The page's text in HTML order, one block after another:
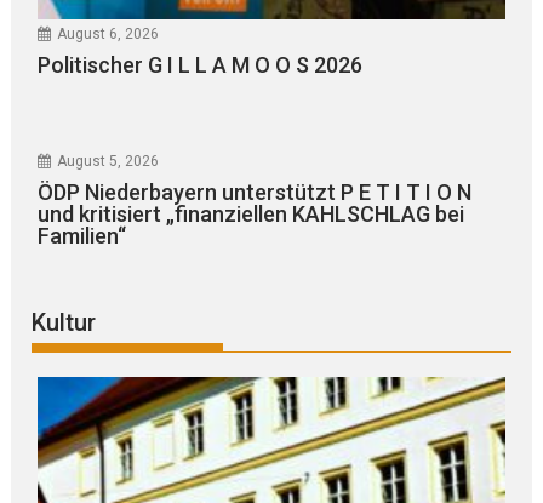
August 6, 2026
Politischer G I L L A M O O S 2026
August 5, 2026
ÖDP Niederbayern unterstützt P E T I T I O N
und kritisiert „finanziellen KAHLSCHLAG bei
Familien“
Kultur